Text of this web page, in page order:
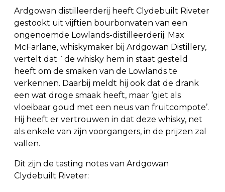
Ardgowan distilleerderij heeft Clydebuilt Riveter
gestookt uit vijftien bourbonvaten van een
ongenoemde Lowlands-distilleerderij. Max
McFarlane, whiskymaker bij Ardgowan Distillery,
vertelt dat `de whisky hem in staat gesteld
heeft om de smaken van de Lowlands te
verkennen. Daarbij meldt hij ook dat de drank
een wat droge smaak heeft, maar ‘giet als
vloeibaar goud met een neus van fruitcompote’.
Hij heeft er vertrouwen in dat deze whisky, net
als enkele van zijn voorgangers, in de prijzen zal
vallen.
Dit zijn de tasting notes van Ardgowan
Clydebuilt Riveter: